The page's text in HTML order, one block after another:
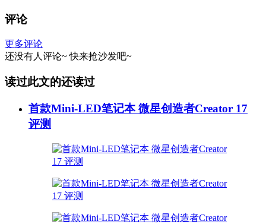
评论
更多评论
还没有人评论~ 快来抢沙发吧~
读过此文的还读过
首款Mini-LED笔记本 微星创造者Creator 17
评测